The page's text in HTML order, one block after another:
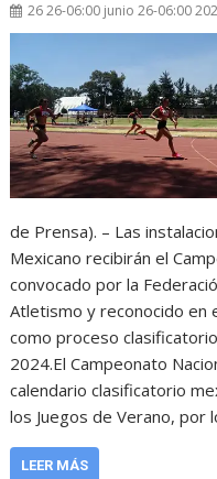
26 26-06:00 junio 26-06:00
de Prensa). – Las
Mexicano recibirán el
convocado por la
Atletismo y reconocido en
como proceso
2024.El Campeonato
calendario clasificatorio
los Juegos de Verano, por
LEER MÁS